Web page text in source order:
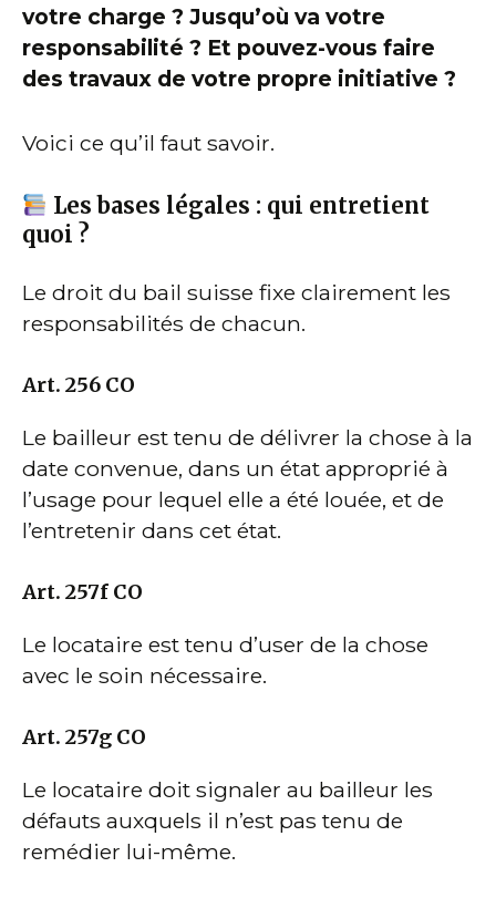
votre charge ? Jusqu’où va votre
responsabilité ? Et pouvez-vous faire
des travaux de votre propre initiative ?
Voici ce qu’il faut savoir.
Les bases légales : qui entretient
quoi ?
Le droit du bail suisse fixe clairement les
responsabilités de chacun.
Art. 256 CO
Le bailleur est tenu de délivrer la chose à la
date convenue, dans un état approprié à
l’usage pour lequel elle a été louée, et de
l’entretenir dans cet état.
Art. 257f CO
Le locataire est tenu d’user de la chose
avec le soin nécessaire.
Art. 257g CO
Le locataire doit signaler au bailleur les
défauts auxquels il n’est pas tenu de
remédier lui-même.